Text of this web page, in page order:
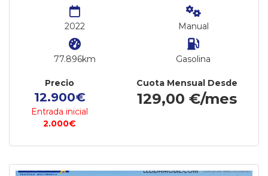
2022
77.896km
Manual
Gasolina
Precio
12.900€
Entrada inicial
2.000€
Cuota Mensual Desde
129,00 €/mes